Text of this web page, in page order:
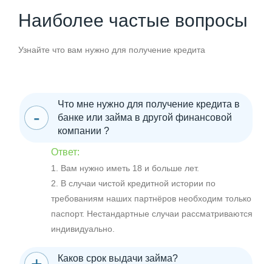
Наиболее частые вопросы
Узнайте что вам нужно для получение кредита
Что мне нужно для получение кредита в
банке или займа в другой финансовой
компании ?
Ответ:
1. Вам нужно иметь 18 и больше лет.
2. В случаи чистой кредитной истории по
требованиям наших партнёров необходим только
паспорт. Нестандартные случаи рассматриваются
индивидуально.
Каков срок выдачи займа?